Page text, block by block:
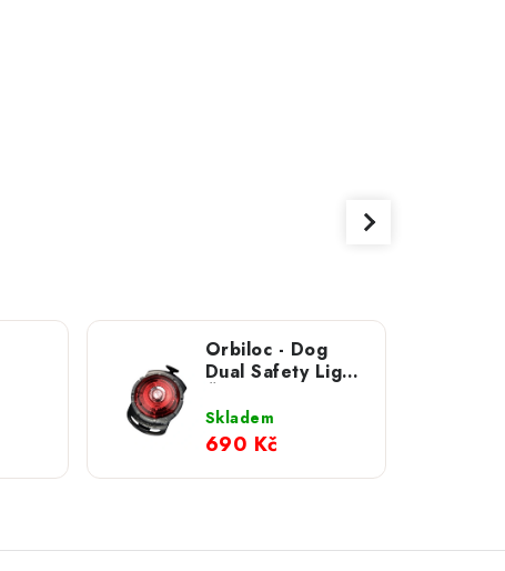
Orbiloc - Dog
Dual Safety Light;
Skladem
690 Kč